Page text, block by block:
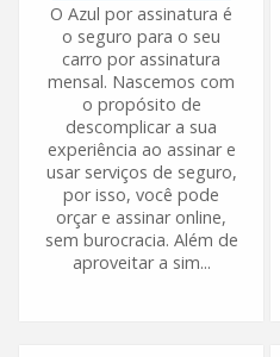
O Azul por assinatura é
o seguro para o seu
carro por assinatura
mensal. Nascemos com
o propósito de
descomplicar a sua
experiência ao assinar e
usar serviços de seguro,
por isso, você pode
orçar e assinar online,
sem burocracia. Além de
aproveitar a sim...